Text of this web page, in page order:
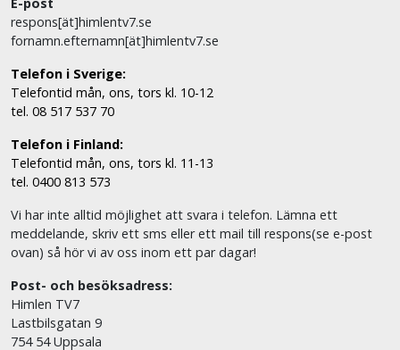
E-post
respons[ät]himlentv7.se
fornamn.efternamn[ät]himlentv7.se
Telefon i Sverige:
Telefontid mån, ons, tors kl. 10-12
tel. 08 517 537 70
Telefon i Finland:
Telefontid mån, ons, tors kl. 11-13
tel. 0400 813 573
Vi har inte alltid möjlighet att svara i telefon. Lämna ett
meddelande, skriv ett sms eller ett mail till respons(se e-post
ovan) så hör vi av oss inom ett par dagar!
Post- och besöksadress:
Himlen TV7
Lastbilsgatan 9
754 54 Uppsala